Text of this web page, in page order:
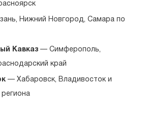
Нижний Новгород, Самара по
Кавказ — Симферополь,
край
— Хабаровск, Владивосток и